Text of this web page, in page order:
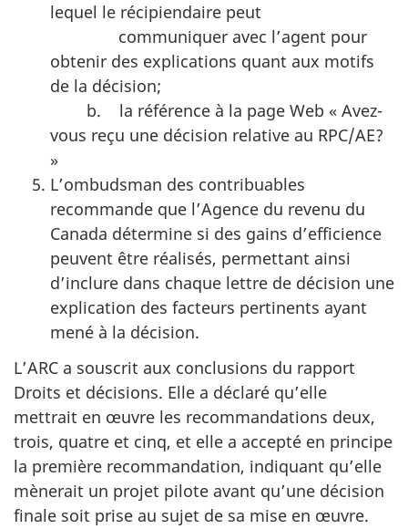
lequel le récipiendaire peut
communiquer avec l’agent pour
obtenir des explications quant aux motifs
de la décision;
b. la référence à la page Web « Avez-
vous reçu une décision relative au RPC/AE?
»
L’ombudsman des contribuables
recommande que l’Agence du revenu du
Canada détermine si des gains d’efficience
peuvent être réalisés, permettant ainsi
d’inclure dans chaque lettre de décision une
explication des facteurs pertinents ayant
mené à la décision.
L’ARC a souscrit aux conclusions du rapport
Droits et décisions. Elle a déclaré qu’elle
mettrait en œuvre les recommandations deux,
trois, quatre et cinq, et elle a accepté en principe
la première recommandation, indiquant qu’elle
mènerait un projet pilote avant qu’une décision
finale soit prise au sujet de sa mise en œuvre.